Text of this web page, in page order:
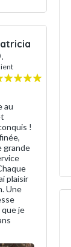
au
!
grande
plaisir
Une
je